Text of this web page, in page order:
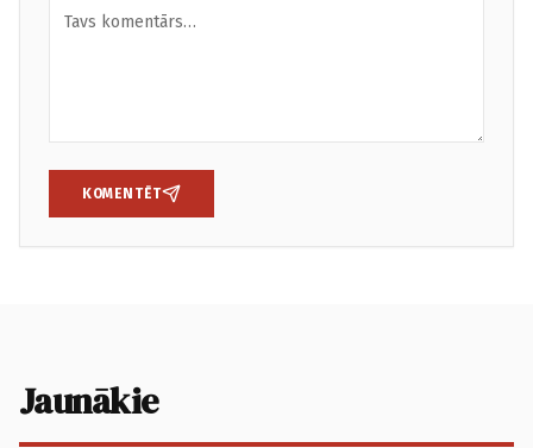
KOMENTĒT
Jaunākie